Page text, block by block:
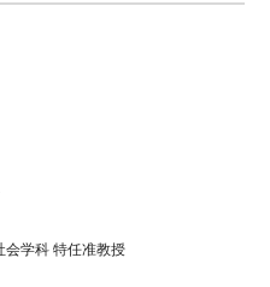
会学科 特任准教授